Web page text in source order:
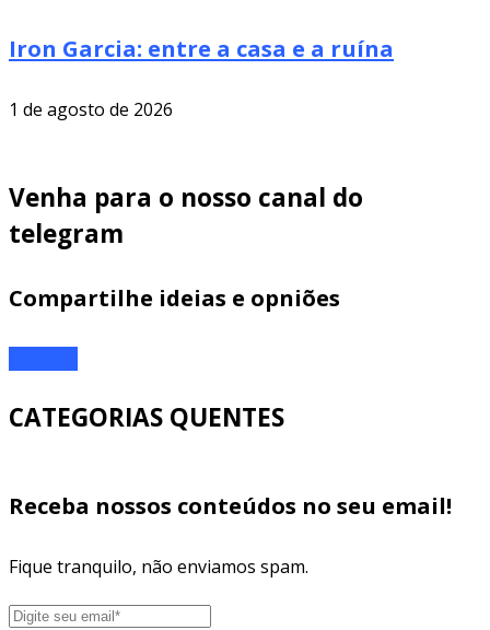
Iron Garcia: entre a casa e a ruína
1 de agosto de 2026
Venha para o nosso canal do
telegram
Compartilhe ideias e opniões
CATEGORIAS QUENTES
Receba nossos conteúdos no seu email!
Fique tranquilo, não enviamos spam.